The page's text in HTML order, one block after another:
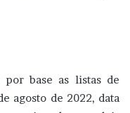
base as listas de
agosto de 2022, data